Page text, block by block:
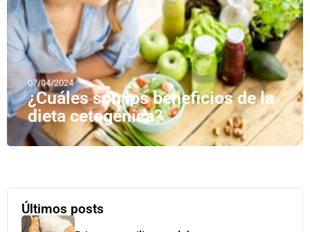
07/04/2024
¿Cuáles son los beneficios de la
dieta cetogénica?
Últimos posts